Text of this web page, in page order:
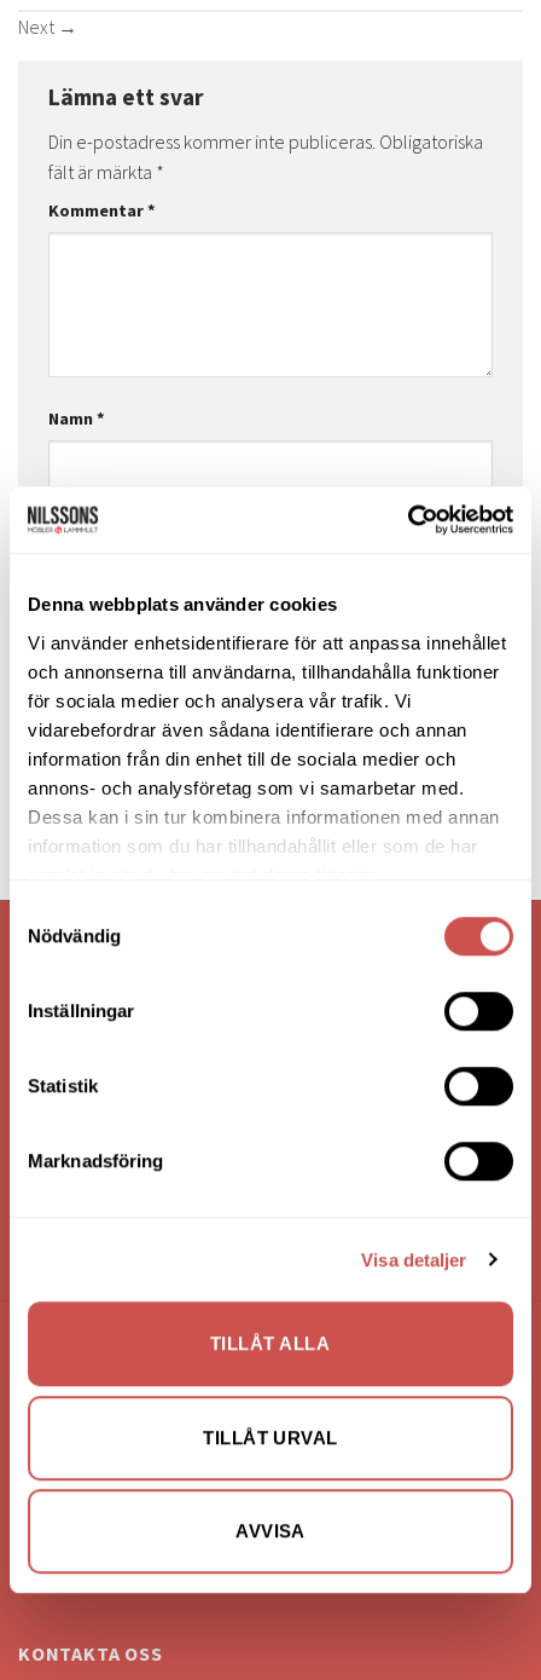
Denna webbplats använder cookies
Vi använder enhetsidentifierare för att anpassa innehållet
och annonserna till användarna, tillhandahålla funktioner
för sociala medier och analysera vår trafik. Vi
vidarebefordrar även sådana identifierare och annan
information från din enhet till de sociala medier och
annons- och analysföretag som vi samarbetar med.
Dessa kan i sin tur kombinera informationen med annan
information som du har tillhandahållit eller som de har
Nödvändig
Inställningar
Statistik
Marknadsföring
Visa detaljer
TILLÅT ALLA
TILLÅT URVAL
AVVISA
Next →
Lämna ett svar
Din e-postadress kommer inte publiceras. Obligatoriska
fält är märkta *
Kommentar*
Namn*
E-postadress
Webbplats
VI ÄR: TRYGGHET - SERVICE - KVALITET
FÖRETAGSUPPGIFTER
363 44 Lammhult
Bankgiro: 275-4836
KONTAKTA OSS